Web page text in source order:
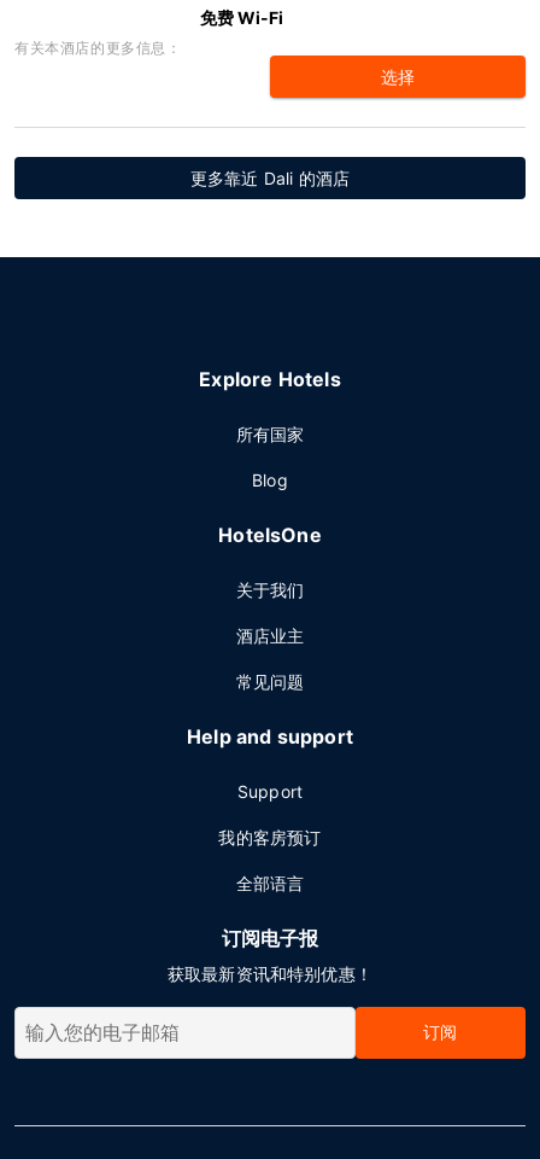
免费 Wi-Fi
有关本酒店的更多信息：
选择
更多靠近 Dali 的酒店
Explore Hotels
所有国家
Blog
HotelsOne
关于我们
酒店业主
常见问题
Help and support
Support
我的客房预订
全部语言
订阅电子报
获取最新资讯和特别优惠！
订阅